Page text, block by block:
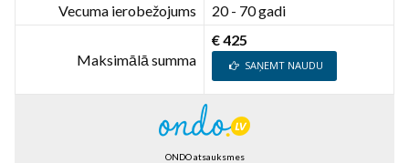
Vecuma ierobežojums
20 - 70 gadi
Maksimālā summa
€ 425
SAŅEMT NAUDU
ONDO atsauksmes